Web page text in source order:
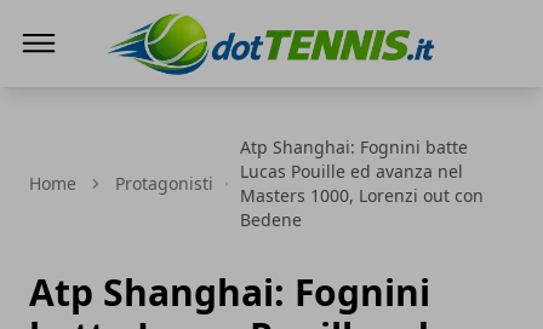
Home Protagonisti
Atp Shanghai: Fognini batte
Lucas Pouille ed avanza nel
Masters 1000, Lorenzi out con
Bedene
Atp Shanghai: Fognini